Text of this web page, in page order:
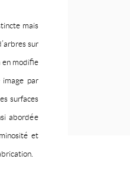
mais
sur
en modifie
image par
surfaces
abordée
et